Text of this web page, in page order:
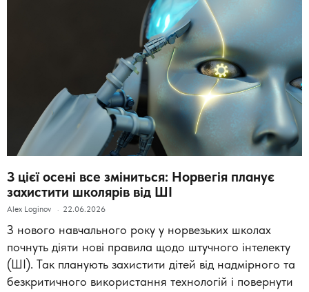
З цієї осені все зміниться: Норвегія планує
захистити школярів від ШІ
Alex Loginov 22.06.2026
З нового навчального року у норвезьких школах
почнуть діяти нові правила щодо штучного інтелекту
(ШІ). Так планують захистити дітей від надмірного та
безкритичного використання технологій і повернути